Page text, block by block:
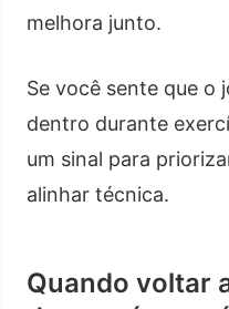
melhora junto.
Se você sente que o
dentro durante
um sinal para
alinhar técnica.
Quando voltar